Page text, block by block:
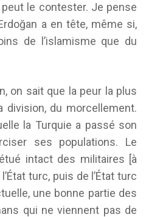
le contester. Je pense
a en tête, même si,
de l’islamisme que du
on sait que la peur la plus
division, du morcellement.
la Turquie a passé son
ses populations. Le
intact des militaires [à
turc, puis de l’État turc
une bonne partie des
qui ne viennent pas de